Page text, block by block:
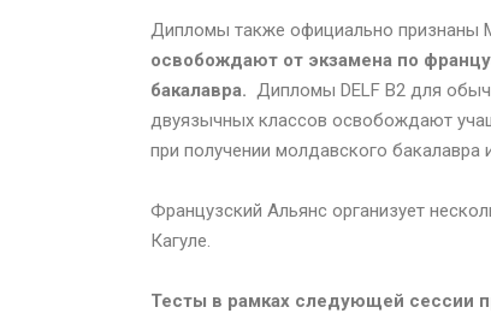
Дипломы также официально признаны
освобождают от экзамена по
бакалавра. Дипломы DELF B2 для
двуязычных классов освобождают
при получении молдавского бакалавра
Французский Альянс организует
Кагуле.
Тесты в рамках следующей сессии